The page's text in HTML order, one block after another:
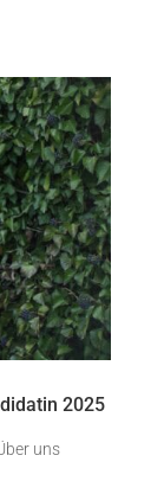
2025
uns